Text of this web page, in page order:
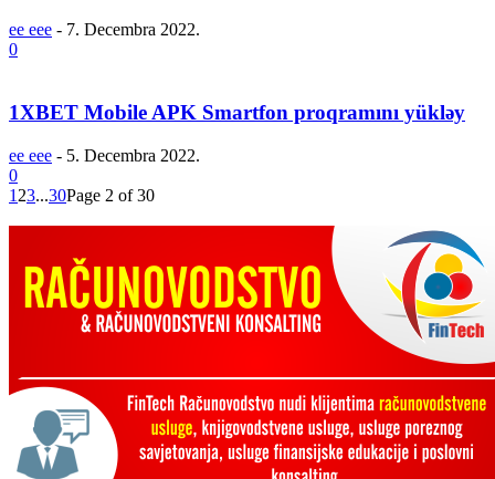
ee eee - 7. Decembra 2022.
0
1XBET Mobile APK Smartfon proqramını yükləy
ee eee - 5. Decembra 2022.
0
1 23...30Page 2 of 30